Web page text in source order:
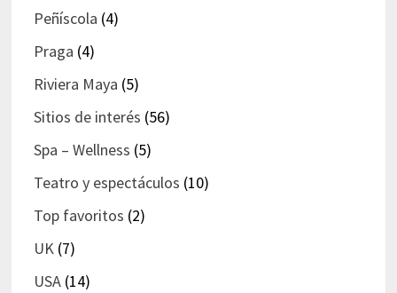
Peñíscola (4)
Praga (4)
Riviera Maya (5)
Sitios de interés (56)
Spa – Wellness (5)
Teatro y espectáculos (10)
Top favoritos (2)
UK(7)
USA(14)